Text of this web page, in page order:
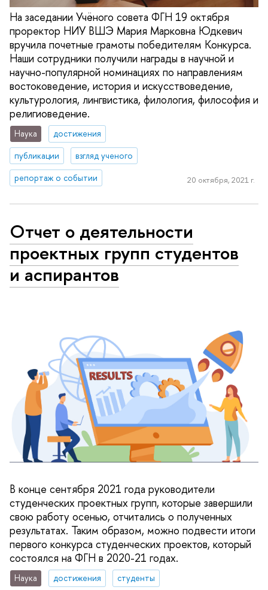
На заседании Учёного совета ФГН 19 октября
проректор НИУ ВШЭ Мария Марковна Юдкевич
вручила почетные грамоты победителям Конкурса.
Наши сотрудники получили награды в научной и
научно-популярной номинациях по направлениям
востоковедение, история и искусствоведение,
культурология, лингвистика, филология, философия и
религиоведение.
Наука
достижения
публикации
взгляд ученого
репортаж о событии
20 октября, 2021 г.
Отчет о деятельности
проектных групп студентов
и аспирантов
В конце сентября 2021 года руководители
студенческих проектных групп, которые завершили
свою работу осенью, отчитались о полученных
результатах. Таким образом, можно подвести итоги
первого конкурса студенческих проектов, который
состоялся на ФГН в 2020-21 годах.
Наука достижения
студенты